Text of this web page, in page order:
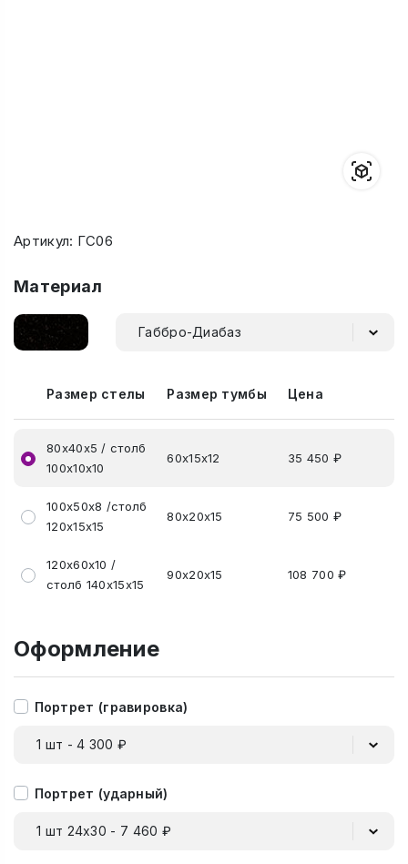
Артикул: ГС06
Материал
Габбро-Диабаз
Размер стелы Размер тумбы Цена
80х40х5 / столб
100х10х10
60х15х12 35 450 ₽
100х50х8 /столб
120х15х15
80х20х15 75 500 ₽
120х60х10 /
столб 140х15х15
90х20х15 108 700 ₽
Оформление
Портрет (гравировка)
1 шт - 4 300 ₽
Портрет (ударный)
1 шт 24х30 - 7 460 ₽